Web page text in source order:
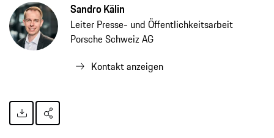
Sandro Kälin
Leiter Presse- und Öffentlichkeitsarbeit
Porsche Schweiz AG
Kontakt anzeigen